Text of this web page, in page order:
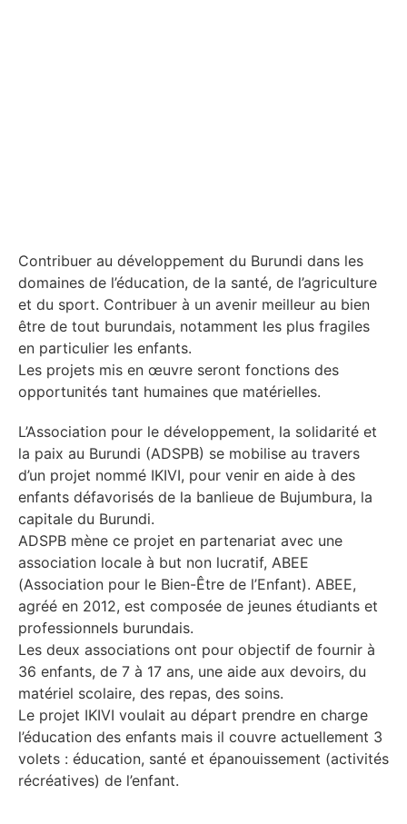
Contribuer au développement du Burundi dans les
domaines de l’éducation, de la santé, de l’agriculture
et du sport. Contribuer à un avenir meilleur au bien
être de tout burundais, notamment les plus fragiles
en particulier les enfants.
Les projets mis en œuvre seront fonctions des
opportunités tant humaines que matérielles.
L’Association pour le développement, la solidarité et
la paix au Burundi (ADSPB) se mobilise au travers
d’un projet nommé IKIVI, pour venir en aide à des
enfants défavorisés de la banlieue de Bujumbura, la
capitale du Burundi.
ADSPB mène ce projet en partenariat avec une
association locale à but non lucratif, ABEE
(Association pour le Bien-Être de l’Enfant). ABEE,
agréé en 2012, est composée de jeunes étudiants et
professionnels burundais.
Les deux associations ont pour objectif de fournir à
36 enfants, de 7 à 17 ans, une aide aux devoirs, du
matériel scolaire, des repas, des soins.
Le projet IKIVI voulait au départ prendre en charge
l’éducation des enfants mais il couvre actuellement 3
volets : éducation, santé et épanouissement (activités
récréatives) de l’enfant.